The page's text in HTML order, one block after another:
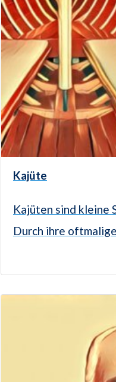
Kajüte
Kajüten sind kleine
Durch ihre